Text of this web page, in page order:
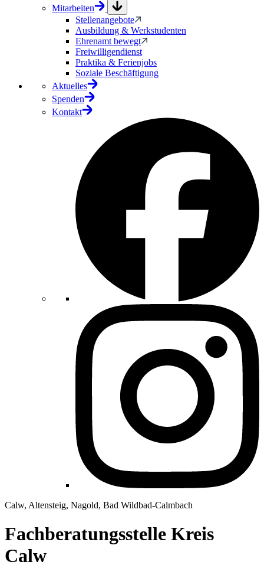
Mitarbeiten
Stellenangebote
Ausbildung & Werkstudenten
Ehrenamt bewegt
Freiwilligendienst
Praktika & Ferienjobs
Soziale Beschäftigung
Aktuelles
Spenden
Kontakt
Calw, Altensteig, Nagold, Bad Wildbad-Calmbach
Fachberatungsstelle Kreis
Calw